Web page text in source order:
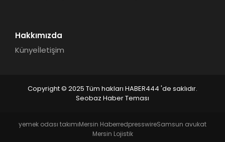
Hakkımızda
Künyeİletişim
Copyright © 2025 Tüm hakları HABER444 'de saklıdır.
Seobaz Haber Teması
yemek odası takımıMersin HaberredpresswireSamsun avukat
Mersin Lojistik